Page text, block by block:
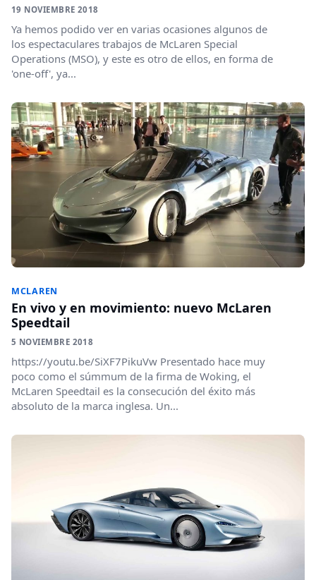
19 NOVIEMBRE 2018
Ya hemos podido ver en varias ocasiones algunos de
los espectaculares trabajos de McLaren Special
Operations (MSO), y este es otro de ellos, en forma de
'one-off', ya...
MCLAREN
En vivo y en movimiento: nuevo McLaren
Speedtail
5 NOVIEMBRE 2018
https://youtu.be/SiXF7PikuVw Presentado hace muy
poco como el súmmum de la firma de Woking, el
McLaren Speedtail es la consecución del éxito más
absoluto de la marca inglesa. Un...